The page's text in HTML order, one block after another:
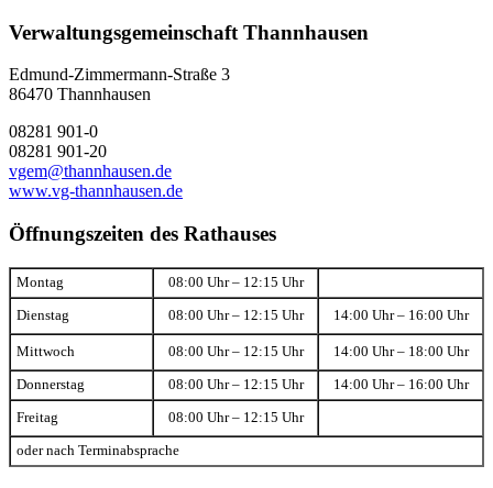
Verwaltungsgemeinschaft Thannhausen
Edmund-Zimmermann-Straße 3
86470 Thannhausen
08281 901-0
08281 901-20
vgem@thannhausen.de
www.vg-thannhausen.de
Öffnungszeiten des Rathauses
Montag 08:00 Uhr – 12:15 Uhr
Dienstag 08:00 Uhr – 12:15 Uhr 14:00 Uhr – 16:00 Uhr
Mittwoch 08:00 Uhr – 12:15 Uhr 14:00 Uhr – 18:00 Uhr
Donnerstag 08:00 Uhr – 12:15 Uhr 14:00 Uhr – 16:00 Uhr
Freitag 08:00 Uhr – 12:15 Uhr
oder nach Terminabsprache